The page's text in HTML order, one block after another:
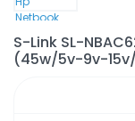
S-Link SL-
(45w/5v-9v-